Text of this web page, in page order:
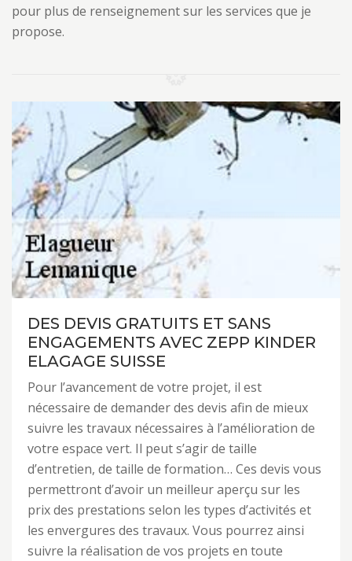
pour plus de renseignement sur les services que je
propose.
DES DEVIS GRATUITS ET SANS
ENGAGEMENTS AVEC ZEPP KINDER
ELAGAGE SUISSE
Pour l’avancement de votre projet, il est
nécessaire de demander des devis afin de mieux
suivre les travaux nécessaires à l’amélioration de
votre espace vert. Il peut s’agir de taille
d’entretien, de taille de formation… Ces devis vous
permettront d’avoir un meilleur aperçu sur les
prix des prestations selon les types d’activités et
les envergures des travaux. Vous pourrez ainsi
suivre la réalisation de vos projets en toute